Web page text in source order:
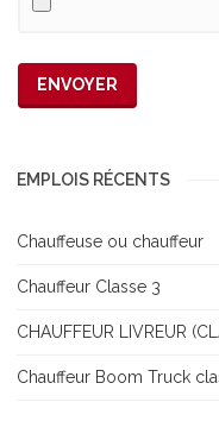
EMPLOIS RÉCENTS
Chauffeuse ou chauffeur
Chauffeur Classe 3
CHAUFFEUR LIVREUR
Chauffeur Boom Truck